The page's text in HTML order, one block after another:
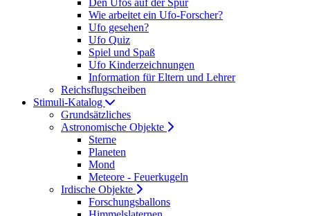
Den Ufos auf der Spur
Wie arbeitet ein Ufo-Forscher?
Ufo gesehen?
Ufo Quiz
Spiel und Spaß
Ufo Kinderzeichnungen
Information für Eltern und Lehrer
Reichsflugscheiben
Stimuli-Katalog
Grundsätzliches
Astronomische Objekte
Sterne
Planeten
Mond
Meteore - Feuerkugeln
Irdische Objekte
Forschungsballons